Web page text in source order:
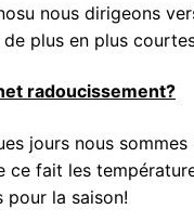
nous dirigeons
plus en plus
radoucissement?
jours nous
ce fait les
pour la saison!